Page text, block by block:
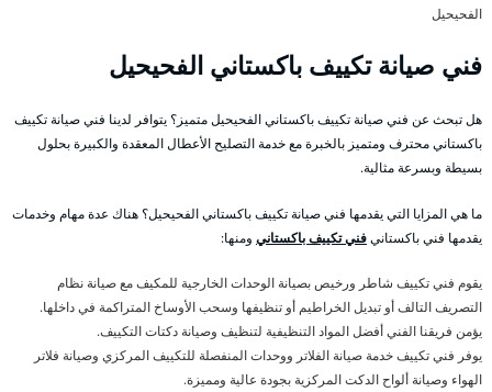
الفحيحيل
فني صيانة تكييف باكستاني الفحيحيل
هل تبحث عن فني صيانة تكييف باكستاني الفحيحيل متميز؟ يتوافر لدينا فني صيانة تكييف
باكستاني محترف ومتميز بالخبرة مع خدمة التصليح الأعطال المعقدة والكبيرة بحلول
بسيطة وبسرعة مثالية.
ما هي المزايا التي يقدمها فني صيانة تكييف باكستاني الفحيحيل؟ هناك عدة مهام وخدمات
يقدمها فني باكستانيفني تكييف باكستاني ومنها:
يقوم فني تكييف شاطر ورخيص بصيانة الوحدات الخارجية للمكيف مع صيانة نظام
التصريف التالف أو تبديل الخراطيم أو تنظيفها وسحب الأوساخ المتراكمة في داخلها.
يؤمن فريقنا الفني أفضل المواد التنظيفية لتنظيف وصيانة دكتات التكييف.
يوفر فني تكييف خدمة صيانة الفلاتر ووحدات المنفصلة للتكييف المركزي وصيانة فلاتر
الهواء وصيانة ألواح الدكت المركزية بجودة عالية ومميزة.